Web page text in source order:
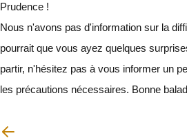
Prudence !
Nous n'avons pas d'information sur la
pourrait que vous ayez quelques
partir, n'hésitez pas à vous informer un
les précautions nécessaires. Bonne